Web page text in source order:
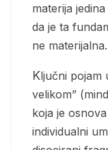
materija
da je ta
ne materijalna.
Ključni pojam u njegovoj filozofiji je “um u
velikom”
koja je
individualni